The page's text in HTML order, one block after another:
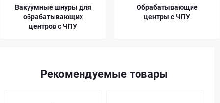
Вакуумные шнуры для
обрабатывающих
центров с ЧПУ
Обрабатывающие
центры с ЧПУ
Рекомендуемые товары